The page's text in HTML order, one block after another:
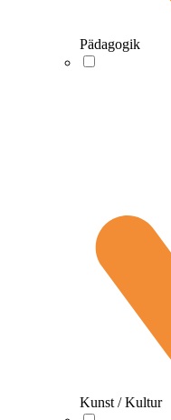
Pädagogik
Kunst / Kultur